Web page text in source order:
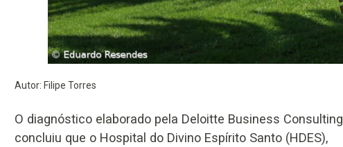
Autor: Filipe Torres
O diagnóstico elaborado pela Deloitte Business Consulting
concluiu que o Hospital do Divino Espírito Santo (HDES),